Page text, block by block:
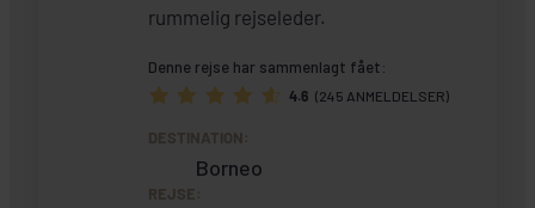
rummelig rejseleder.
Denne rejse har sammenlagt fået:
4.6 (245 ANMELDELSER)
DESTINATION:
Borneo
REJSE: